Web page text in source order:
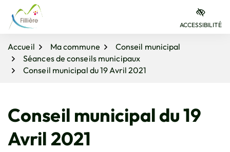
Gestion des traceurs
navigation
contenu
pied
de
page
ACCESSIBILITÉ
Accueil Ma commune
Conseil municipal
Séances de conseils municipaux
Conseil municipal du 19 Avril 2021
Conseil municipal du 19
Avril 2021